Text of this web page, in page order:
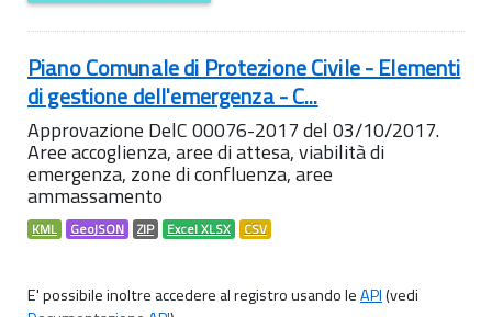
Piano Comunale di Protezione Civile - Elementi
di gestione dell'emergenza - C...
Approvazione DelC 00076-2017 del 03/10/2017.
Aree accoglienza, aree di attesa, viabilità di
emergenza, zone di confluenza, aree
ammassamento
KML GeoJSON ZIP Excel XLSX CSV
E' possibile inoltre accedere al registro usando leAPI(vedi